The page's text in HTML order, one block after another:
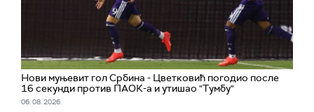
Нови муњевит гол Србина - Цветковић погодио после
16 секунди против ПАОК-а и утишао "Тумбу"
06. 08. 2026.